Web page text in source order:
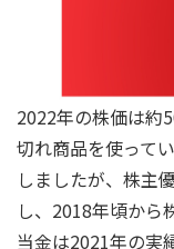
2022年の株価は約
切れ商品を使って
しましたが、株主
し、2018年頃から
当金は2021年の実